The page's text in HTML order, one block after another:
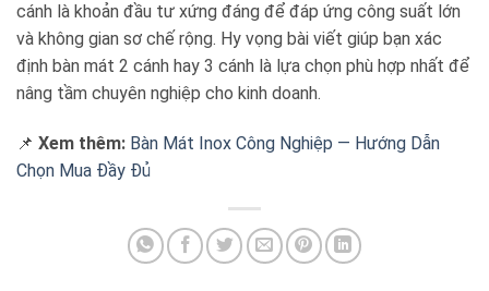
cánh là khoản đầu tư xứng đáng để đáp ứng công suất lớn
và không gian sơ chế rộng. Hy vọng bài viết giúp bạn xác
định bàn mát 2 cánh hay 3 cánh là lựa chọn phù hợp nhất để
nâng tầm chuyên nghiệp cho kinh doanh.
📌 Xem thêm: Bàn Mát Inox Công Nghiệp — Hướng Dẫn
Chọn Mua Đầy Đủ